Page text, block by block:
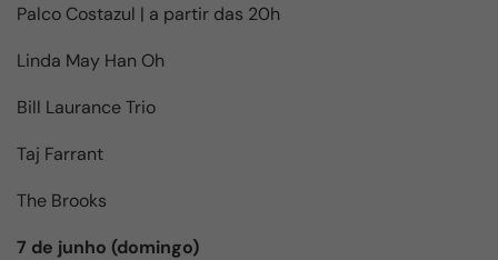
Palco Costazul | a partir das 20h
Linda May Han Oh
Bill Laurance Trio
Taj Farrant
The Brooks
7 de junho (domingo)